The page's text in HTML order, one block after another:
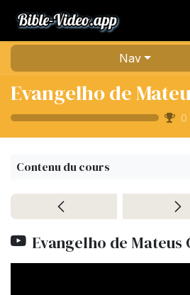
Nav
Evangelho de
0
Contenu du cours